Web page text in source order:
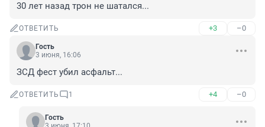
30 лет назад трон не шатался...
ОТВЕТИТЬ +3 –0
Гость
3 июня, 16:06
ЗСД фест убил асфальт...
ОТВЕТИТЬ 1 +4 –0
Гость